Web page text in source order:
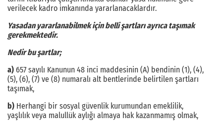
verilecek kadro imkanında yararlanacaklardır.
Yasadan yararlanabilmek için belli şartları ayrıca taşımak
gerekmektedir.
Nedir bu şartlar;
a) 657 sayılı Kanunun 48 inci maddesinin (A) bendinin (1), (4),
(5), (6), (7) ve (8) numaralı alt bentlerinde belirtilen şartları
taşımak,
b) Herhangi bir sosyal güvenlik kurumundan emeklilik,
yaşlılık veya malullük aylığı almaya hak kazanmamış olmak,